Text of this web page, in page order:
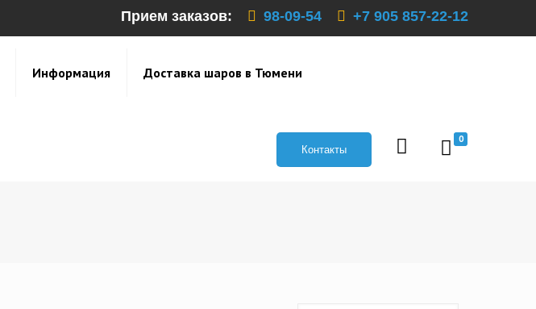
Прием заказов: 98-09-54 +7 905 857-22-12
Информация Доставка шаров в Тюмени
0
Контакты